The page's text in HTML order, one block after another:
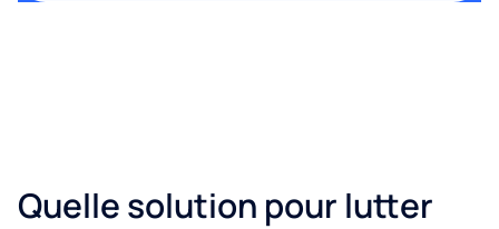
Quelle solution pour lutter